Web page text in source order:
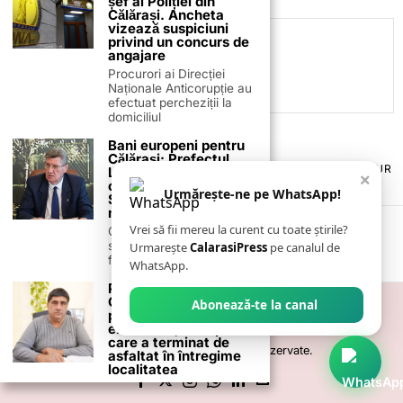
C.C
TERMENI ȘI CONDIȚII
POLITICA DE ANULARE & RETUR
PUBLICITATE ONLINE & TIPĂRITĂ
CONTACT
ZIARUL ANUNȚUL CĂLĂRĂȘEAN
© 2026- Toate drepturile sunt rezervate.
×
Urmărește-ne pe WhatsApp!
Vrei să fii mereu la curent cu toate știrile?
UrmareșteCalarasiPress pe canalul de
WhatsApp.
Abonează-te la canal
Călărași. Ancheta
vizează suspiciuni
privind un concurs de
angajare
Procurori ai Direcției
Naționale Anticorupție au
efectuat percheziții la
domiciliul
Bani europeni pentru
Călărași: Prefectul
Laurențiu State anunță
colaborarea cu ADR
Sud-Muntenia pentru
noi finanțări
Călărașul se pregătește
să intre pe harta
finanțărilor europene, cu
Primarul Radu Paul din
Gălbinași și-a onorat
promisiunile
electorale, fiind primul
care a terminat de
asfaltat în întregime
localitatea
Luna decembrie vine cu